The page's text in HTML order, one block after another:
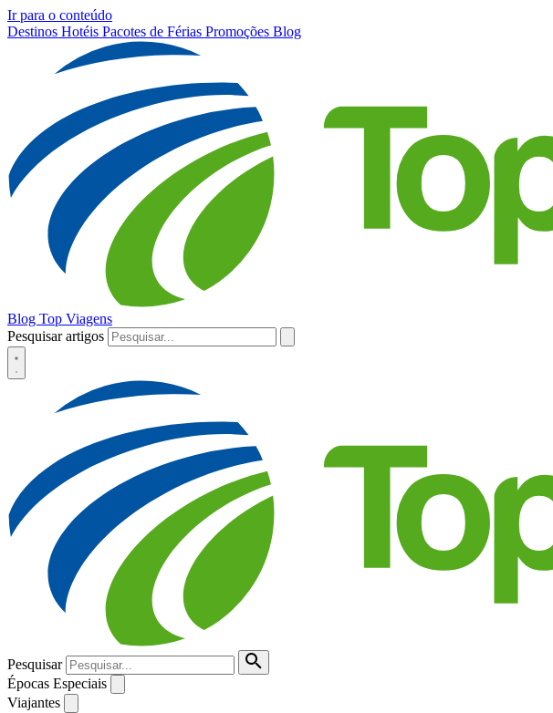
Ir para o conteúdo
Destinos Hotéis Pacotes de Férias Promoções Blog
Blog Top Viagens
Pesquisar artigos
Pesquisar
Épocas Especiais
Viajantes